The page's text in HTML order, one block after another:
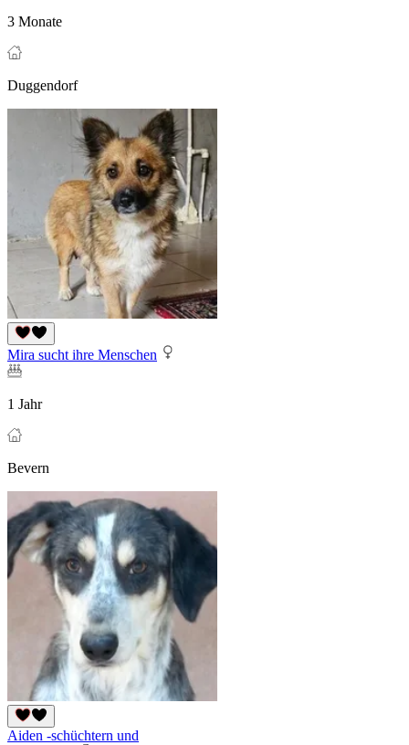
3 Monate
Duggendorf
Mira sucht ihre Menschen
1 Jahr
Bevern
Aiden -schüchtern und